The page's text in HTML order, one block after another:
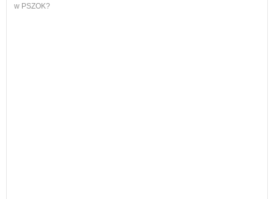
w PSZOK?